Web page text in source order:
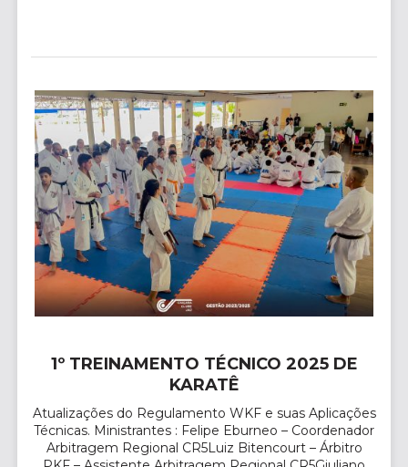
1º TREINAMENTO TÉCNICO 2025 DE
KARATÊ
Atualizações do Regulamento WKF e suas Aplicações
Técnicas. Ministrantes : Felipe Eburneo – Coordenador
Arbitragem Regional CR5Luiz Bitencourt – Árbitro